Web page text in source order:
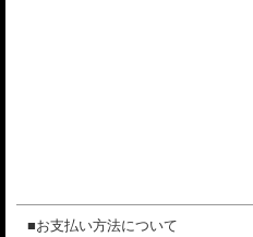
■お支払い方法について